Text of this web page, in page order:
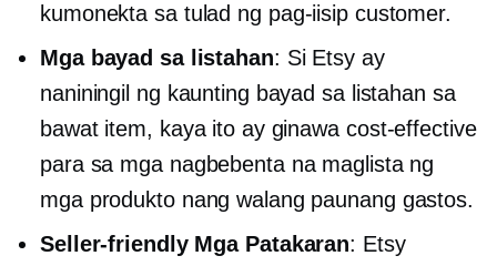
kumonekta sa tulad ng pag-iisipcustomer.
Mga bayad sa listahan: Si Etsy ay
naniningil ng kaunting bayad sa listahan sa
bawat item, kaya ito ay ginawa cost-effective
para sa mga nagbebenta na maglista ng
mga produkto nang walang paunang gastos.
Seller-friendlyMga Patakaran: Etsy